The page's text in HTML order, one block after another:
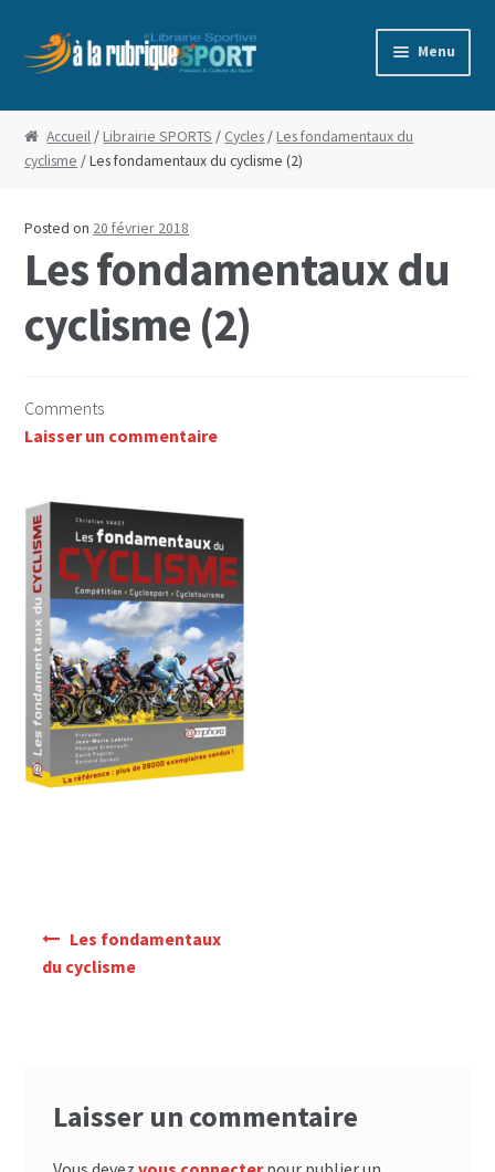
Aller
à
Aller
au
Menu
Accueil
Blog
Boutique
Commande
Conditions Générales de Vente
Mon Compte
Panier
Accueil / Librairie SPORTS / Cycles / Les fondamentaux du
cyclisme / Les fondamentaux du cyclisme (2)
Posted on 20 février 2018
Les fondamentaux du
cyclisme (2)
Comments
Laisser un commentaire
Navigation
de
Les fondamentaux
du cyclisme
Laisser un commentaire